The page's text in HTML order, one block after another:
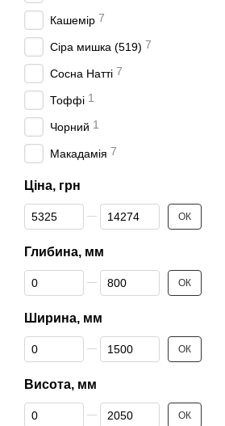
Кашемір 7
Сіра мишка (519) 7
Сосна Натті 7
Тоффі 1
Чорний 1
Макадамія 7
Ціна, грн
Від Ціна, грн
До Ціна, грн ОК
Глибина, мм
Від Глибина, мм
До Глибина, мм ОК
Ширина, мм
Від Ширина, мм
До Ширина, мм ОК
Висота, мм
Від Висота, мм
До Висота, мм ОК